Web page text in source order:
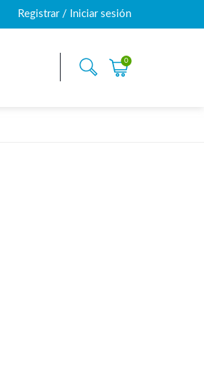
Registrar / Iniciar sesión
0